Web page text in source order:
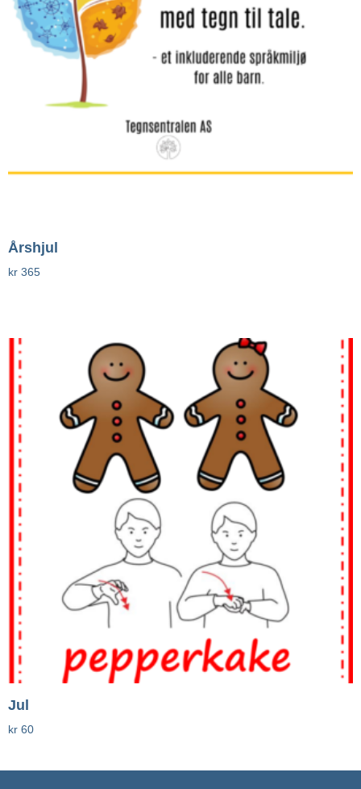
Årshjul
kr 365
Jul
kr 60